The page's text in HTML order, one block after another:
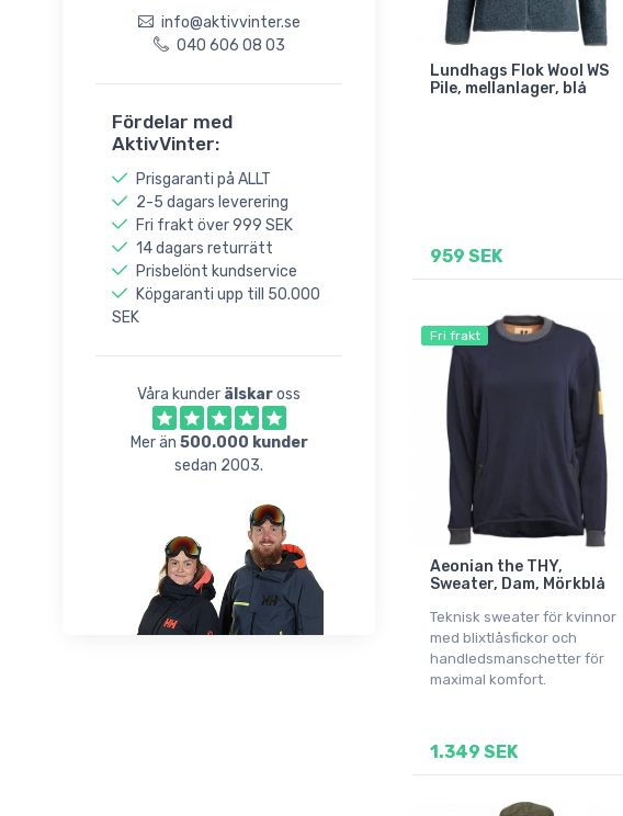
info@aktivvinter.se
040 606 08 03
Fördelar med
AktivVinter:
Prisgaranti på ALLT
2-5 dagars leverering
Fri frakt över 999 SEK
14 dagars returrätt
Prisbelönt kundservice
Köpgaranti upp till 50.000
SEK
Våra kunder älskaross
Mer än 500.000 kunder
sedan 2003.
Lundhags Flok Wool WS
Pile, mellanlager, blå
959 SEK
Fri frakt
Aeonian the THY,
Sweater, Dam, Mörkblå
Teknisk sweater för kvinnor
med blixtlåsfickor och
handledsmanschetter för
maximal komfort.
1.349 SEK